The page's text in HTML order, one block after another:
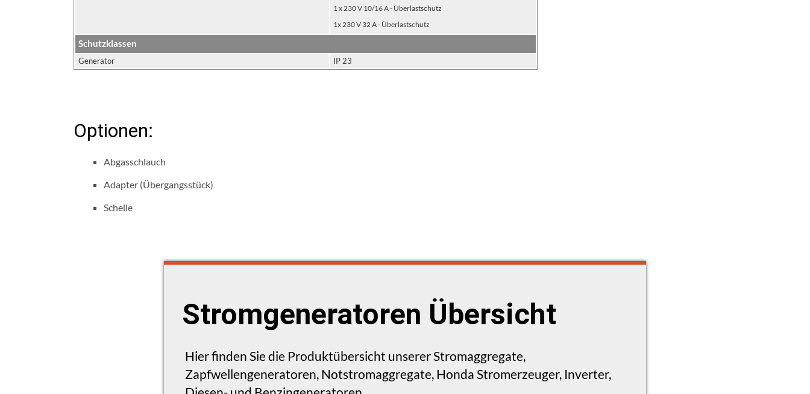
1 x 230 V 10/16 A - Überlastschutz
1x 230 V 32 A - Überlastschutz
Schutzklassen
Generator IP 23
Optionen:
Abgasschlauch
Adapter (Übergangsstück)
Schelle
Stromgeneratoren Übersicht
Hier finden Sie die Produktübersicht unserer Stromaggregate,
Zapfwellengeneratoren, Notstromaggregate, Honda Stromerzeuger, Inverter,